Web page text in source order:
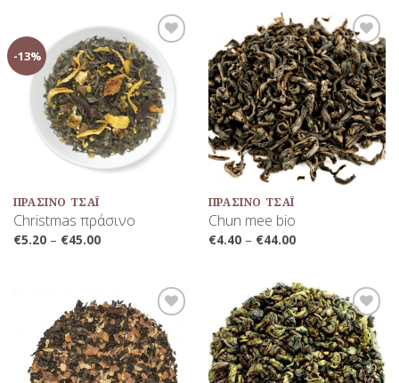
-13%
Προσθήκη
στη Λίστα
Αγαπημένων
ΠΡΆΣΙΝΟ ΤΣΆΙ
Christmas πράσινο
€5.20– €45.00
Προσθήκη
στη Λίστα
Αγαπημένων
ΠΡΆΣΙΝΟ ΤΣΆΙ
Chun mee bio
€4.40– €44.00
Προσθήκη
στη Λίστα
Αγαπημένων
Προσθήκη
στη Λίστα
Αγαπημένων